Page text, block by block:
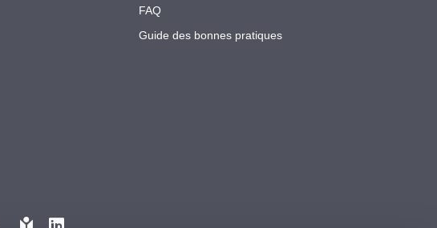
FAQ
Guide des bonnes pratiques